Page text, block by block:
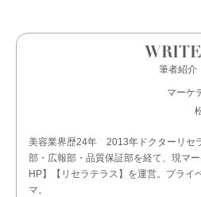
筆者紹介
マーケ
美容業界歴24年 2013年ドクターリセ
部・広報部・品質保証部を経て、現マ
HP】【リセラテラス】を運営。プライ
マ。